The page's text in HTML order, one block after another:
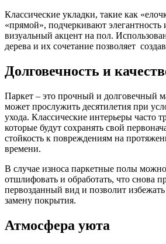
Классические укладки, такие как
«прямой», подчеркивают элегантность
визуальный акцент на пол.
дерева и их сочетание позволяет
Долговечность и
Паркет – это прочный и долговечный
может прослужить десятилетия при
ухода. Классические интерьеры часто
которые будут сохранять свой
стойкость к повреждениям на
времени.
В случае износа паркетные полы
отшлифовать и обработать, что снова
первозданный вид и позволит
замену покрытия.
Атмосфера уюта